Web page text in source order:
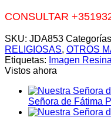
CONSULTAR
SKU: JDA853
RELIGIOSAS, OTROS
Etiquetas: Imagen Resina
Vistos ahora
Señora de Fátima